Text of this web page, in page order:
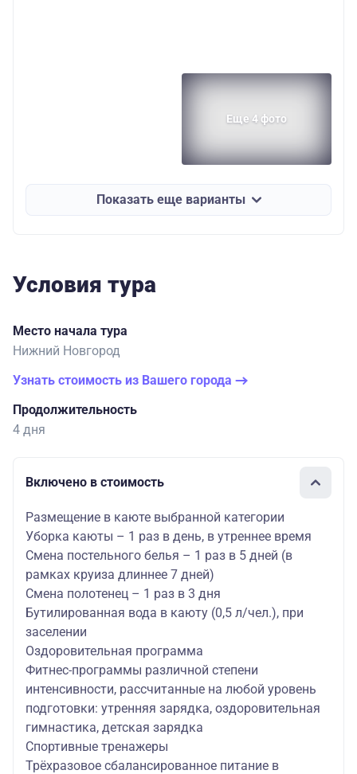
Еще 4 фото
Показать еще варианты
Условия тура
Место начала тура
Нижний Новгород
Узнать стоимость из Вашего города
Продолжительность
4 дня
Включено в стоимость
Размещение в каюте выбранной категории
Уборка каюты – 1 раз в день, в утреннее время
Смена постельного белья – 1 раз в 5 дней (в
рамках круиза длиннее 7 дней)
Смена полотенец – 1 раз в 3 дня
Бутилированная вода в каюту (0,5 л/чел.), при
заселении
Оздоровительная программа
Фитнес-программы различной степени
интенсивности, рассчитанные на любой уровень
подготовки: утренняя зарядка, оздоровительная
гимнастика, детская зарядка
Спортивные тренажеры
Трёхразовое сбалансированное питание в